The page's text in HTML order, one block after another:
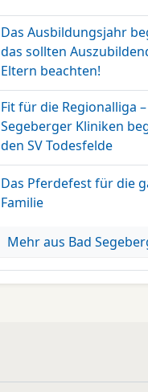
Das Ausbildungsjahr
das sollten
Eltern beachten!
Fit für die Regionalliga –
Segeberger Kliniken
den SV Todesfelde
Das Pferdefest für die
Familie
Mehr aus Bad